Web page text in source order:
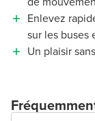
Enlevez
sur les buses
Un plaisir